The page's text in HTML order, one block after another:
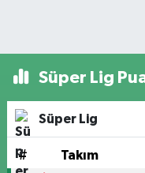
Süper Lig
Süper Lig
# Takım